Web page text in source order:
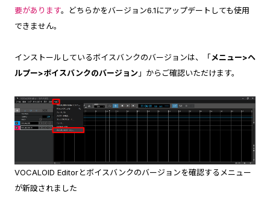
要があります。どちらかをバージョン6.1にアップデートしても使用
できません。
インストールしているボイスバンクのバージョンは、「メニュー>ヘ
ルプー>ボイスバンクのバージョン 」からご確認いただけます。
VOCALOID Editorとボイスバンクのバージョンを確認するメニュー
が新設されました